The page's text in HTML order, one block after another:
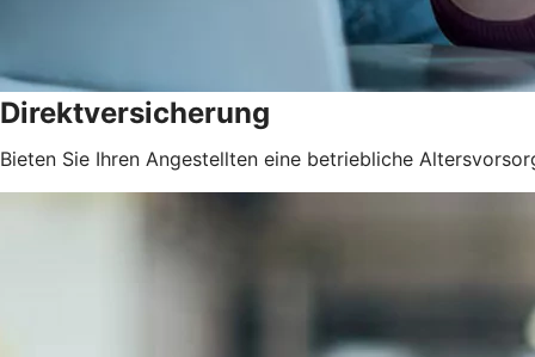
Direktversicherung
Bieten Sie Ihren Angestellten eine betriebliche